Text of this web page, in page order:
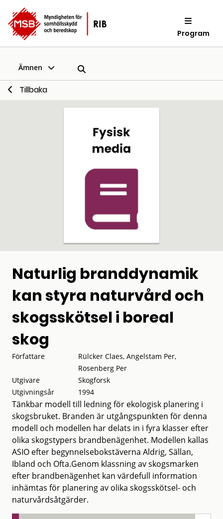
Program
Ämnen
Tillbaka
Naturlig branddynamik
kan styra naturvård och
skogsskötsel i boreal
skog
Författare
Rülcker Claes, Angelstam Per,
Rosenberg Per
Utgivare
Skogforsk
Utgivningsår
1994
Tänkbar modell till ledning för ekologisk planering i
skogsbruket. Branden är utgångspunkten för denna
modell och modellen har delats in i fyra klasser efter
olika skogstypers brandbenägenhet. Modellen kallas
ASIO efter begynnelsebokstäverna Aldrig, Sällan,
Ibland och Ofta.Genom klassning av skogsmarken
efter brandbenägenhet kan värdefull information
inhämtas för planering av olika skogsskötsel- och
naturvårdsåtgärder.